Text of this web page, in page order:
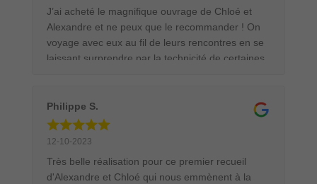
J’ai acheté le magnifique ouvrage de Chloé et
Alexandre et ne peux que le recommander ! On
voyage avec eux au fil de leurs rencontres en se
laissant surprendre par la technicité de certaines
tous ceux qui sont sensibles à la beauté des
animaux et aux jolis objets. Bravo à tous les deux
pour votre parcours exemplaire !
Philippe S.
12-10-2023
Très belle réalisation pour ce premier recueil
d'Alexandre et Chloé qui nous emmènent à la